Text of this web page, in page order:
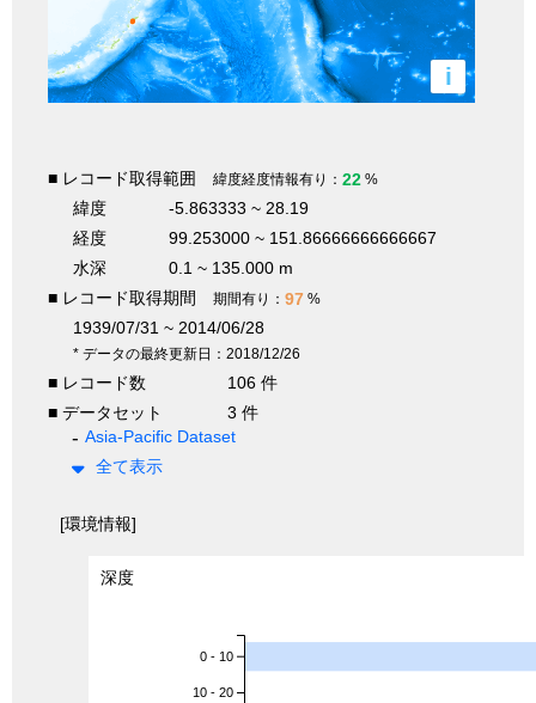
i
■ レコード取得範囲 緯度経度情報有り： 22 %
緯度
-5.863333 ~ 28.19
経度
99.253000 ~ 151.86666666666667
水深
0.1 ~ 135.000 m
■ レコード取得期間
期間有り： 97 %
1939/07/31 ~ 2014/06/28
* データの最終更新日：2018/12/26
■ レコード数
106 件
■ データセット
3 件
Asia-Pacific Dataset
全て表示
[環境情報]
深度
0 - 10
10 - 20